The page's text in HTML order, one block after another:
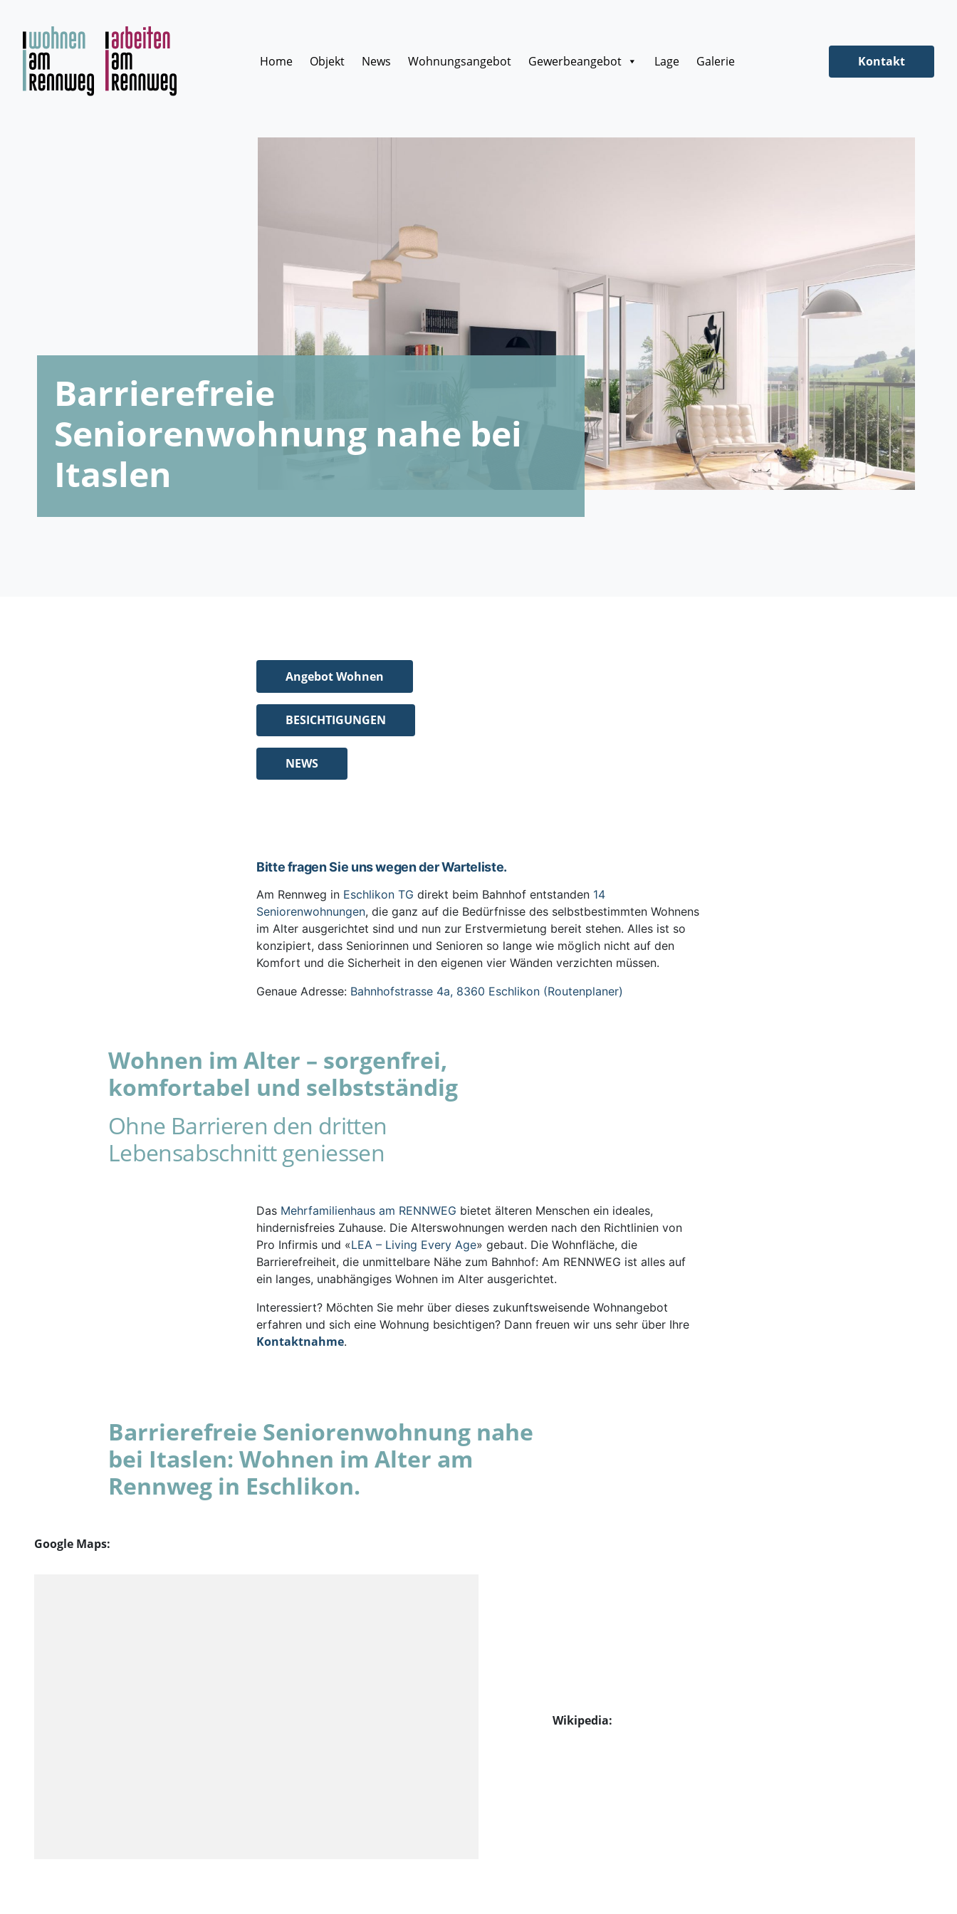
springen
Home
Objekt News Wohnungsangebot Gewerbeangebot Lage Galerie Kontakt
Barrierefreie
Seniorenwohnung nahe bei
Itaslen
Angebot Wohnen
BESICHTIGUNGEN
NEWS
Bitte fragen Sie uns wegen der Warteliste.
Am Rennweg in Eschlikon TG direkt beim Bahnhof entstanden 14
Seniorenwohnungen, die ganz auf die Bedürfnisse des selbstbestimmten Wohnens
im Alter ausgerichtet sind und nun zur Erstvermietung bereit stehen. Alles ist so
konzipiert, dass Seniorinnen und Senioren so lange wie möglich nicht auf den
Komfort und die Sicherheit in den eigenen vier Wänden verzichten müssen.
Genaue Adresse: Bahnhofstrasse 4a, 8360 Eschlikon (Routenplaner)
Wohnen im Alter – sorgenfrei,
komfortabel und selbstständig
Ohne Barrieren den dritten
Lebensabschnitt geniessen
Das Mehrfamilienhaus am RENNWEG bietet älteren Menschen ein ideales,
hindernisfreies Zuhause. Die Alterswohnungen werden nach den Richtlinien von
Pro Infirmis und «LEA – Living Every Age» gebaut. Die Wohnfläche, die
Barrierefreiheit, die unmittelbare Nähe zum Bahnhof: Am RENNWEG ist alles auf
ein langes, unabhängiges Wohnen im Alter ausgerichtet.
Interessiert? Möchten Sie mehr über dieses zukunftsweisende Wohnangebot
erfahren und sich eine Wohnung besichtigen? Dann freuen wir uns sehr über Ihre
Kontaktnahme.
Barrierefreie Seniorenwohnung nahe
bei Itaslen: Wohnen im Alter am
Rennweg in Eschlikon.
Google Maps:
Wikipedia: